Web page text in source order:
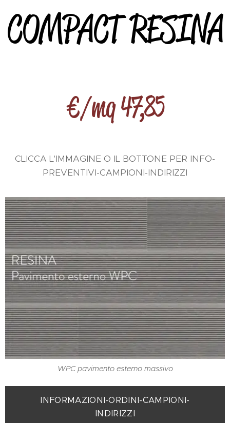
COMPACT RESINA
€/mq 47,85
CLICCA L'IMMAGINE O IL BOTTONE PER INFO-
PREVENTIVI-CAMPIONI-INDIRIZZI
WPC pavimento esterno massivo
INFORMAZIONI-ORDINI-CAMPIONI-
INDIRIZZI